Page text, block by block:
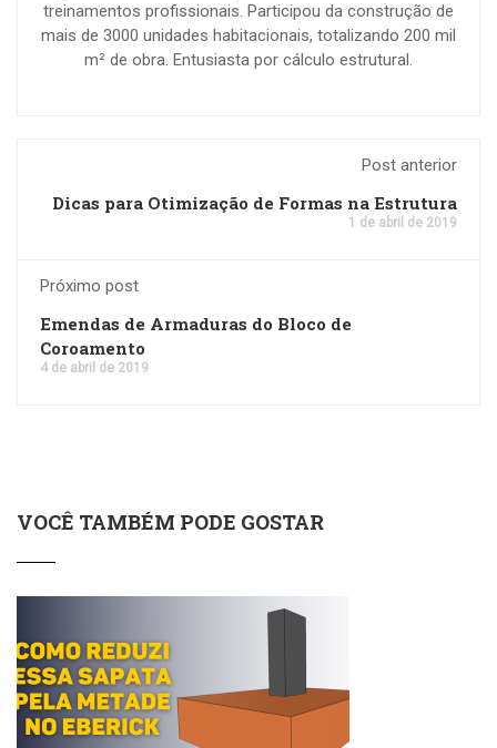
treinamentos profissionais. Participou da construção de
mais de 3000 unidades habitacionais, totalizando 200 mil
m² de obra. Entusiasta por cálculo estrutural.
Post anterior
Dicas para Otimização de Formas na Estrutura
1 de abril de 2019
Próximo post
Emendas de Armaduras do Bloco de
Coroamento
4 de abril de 2019
VOCÊ TAMBÉM PODE GOSTAR